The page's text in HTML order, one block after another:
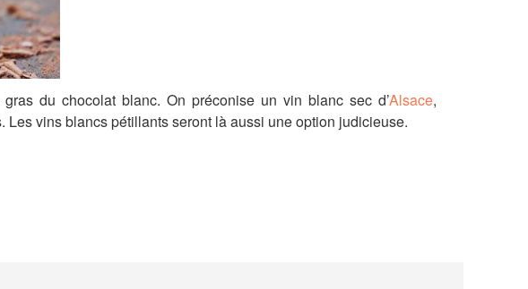
du chocolat blanc. On préconise un vin blanc sec d’Alsace,
Les vins blancs pétillants seront là aussi une option judicieuse.